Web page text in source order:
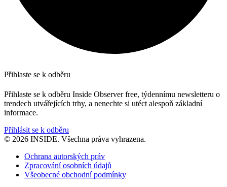
Přihlaste se k odběru
Přihlaste se k odběru Inside Observer free, týdennímu newsletteru o
trendech utvářejících trhy, a nenechte si utéct alespoň základní
informace.
Přihlásit se k odběru
© 2026 INSIDE. Všechna práva vyhrazena.
Ochrana autorských práv
Zpracování osobních údajů
Všeobecné obchodní podmínky